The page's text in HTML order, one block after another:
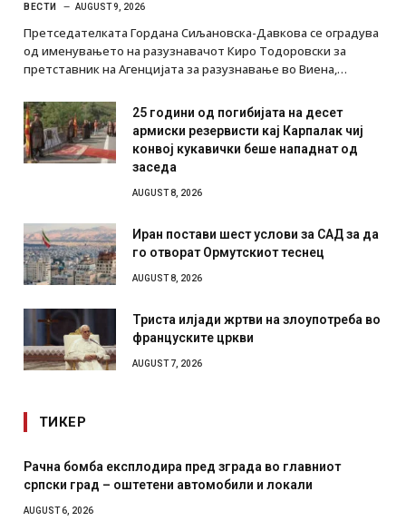
ВЕСТИ AUGUST 9, 2026
Претседателката Гордана Сиљановска-Давкова се оградува
од именувањето на разузнавачот Киро Тодоровски за
претставник на Агенцијата за разузнавање во Виена,…
25 години од погибијата на десет
армиски резервисти кај Карпалак чиј
конвој кукавички беше нападнат од
заседа
AUGUST 8, 2026
Иран постави шест услови за САД за да
го отворат Ормутскиот теснец
AUGUST 8, 2026
Триста илјади жртви на злоупотреба во
француските цркви
AUGUST 7, 2026
ТИКЕР
Рачна бомба експлодира пред зграда во главниот
српски град – оштетени автомобили и локали
AUGUST 6, 2026